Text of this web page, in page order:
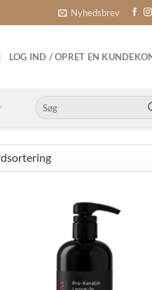
Nyhedsbrev
LOG IND / OPRET EN
Søg
efter: